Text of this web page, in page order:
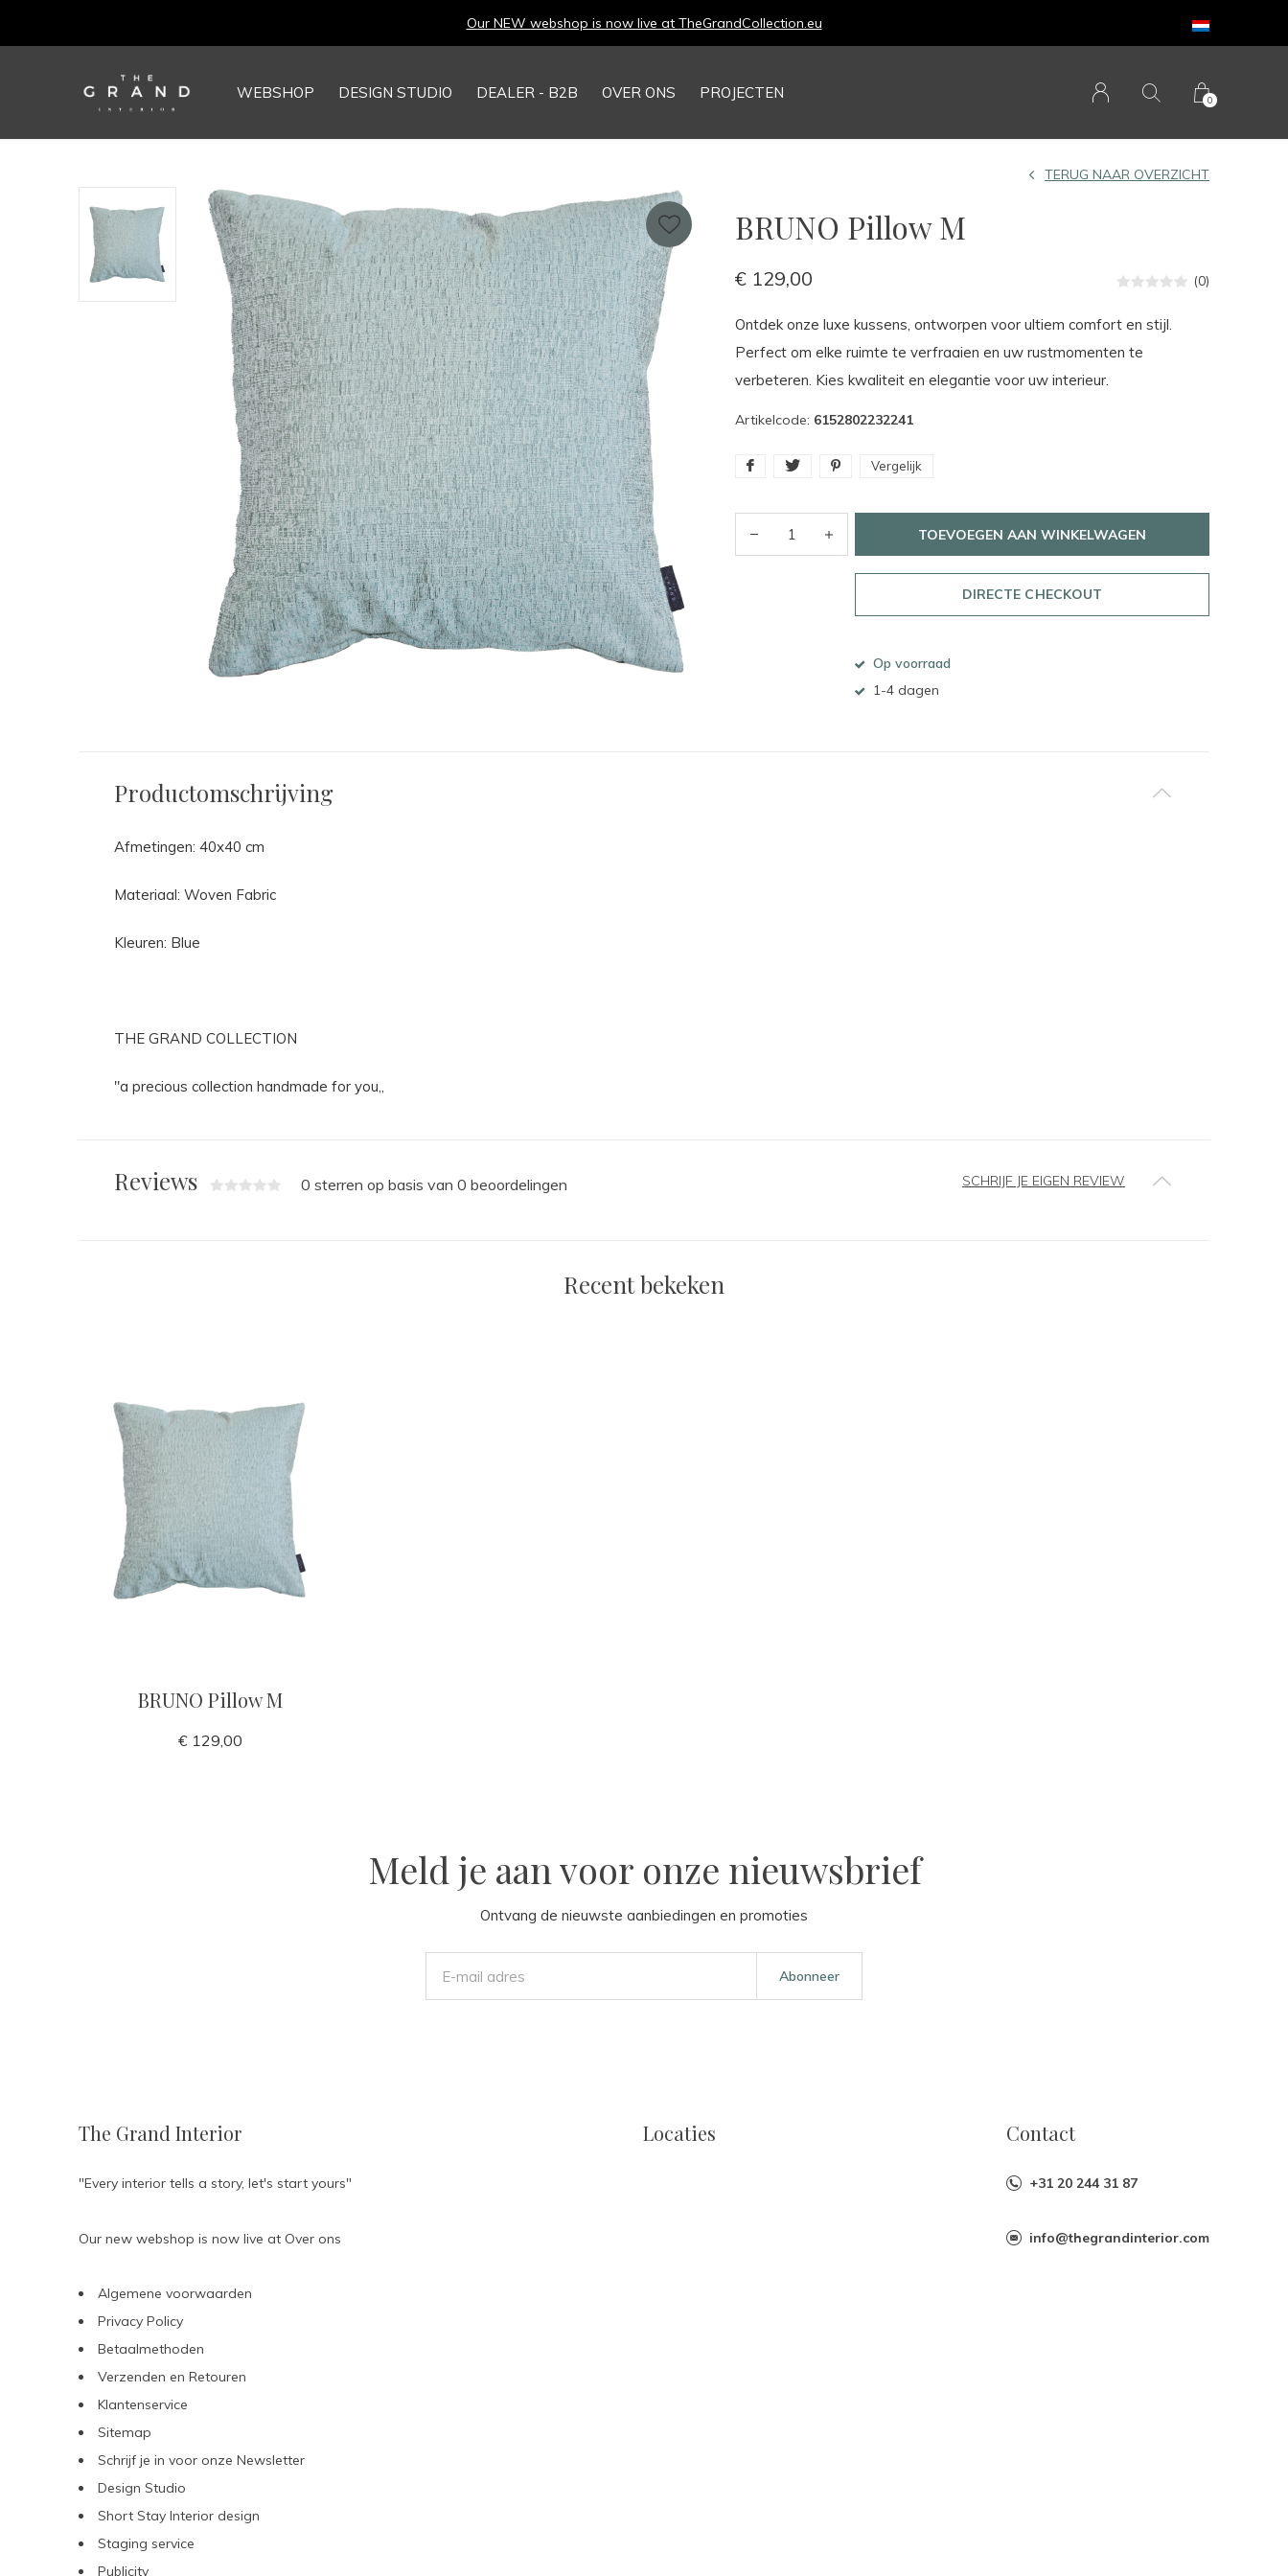
WEBSHOP DESIGN STUDIO DEALER - B2B OVER ONS PROJECTEN 0
Our NEW webshop is now live at TheGrandCollection.eu
BRUNO Pillow M
TERUG NAAR OVERZICHT
€ 129,00 (0)
Ontdek onze luxe kussens, ontworpen voor ultiem comfort en stijl.
Perfect om elke ruimte te verfraaien en uw rustmomenten te
verbeteren. Kies kwaliteit en elegantie voor uw interieur.
Artikelcode: 6152802232241
Vergelijk
TOEVOEGEN AAN WINKELWAGEN
DIRECTE CHECKOUT
Op voorraad
1-4 dagen
Productomschrijving
Afmetingen: 40x40 cm
Materiaal: Woven Fabric
Kleuren: Blue
THE GRAND COLLECTION
"a precious collection handmade for you,,
Reviews 0 sterren op basis van 0 beoordelingen SCHRIJF JE EIGEN REVIEW
Recent bekeken
BRUNO Pillow M
€ 129,00
Meld je aan voor onze nieuwsbrief
Ontvang de nieuwste aanbiedingen en promoties
Abonneer
The Grand Interior
"Every interior tells a story, let's start yours"
Our new webshop is now live at Over ons
Algemene voorwaarden
Privacy Policy
Betaalmethoden
Verzenden en Retouren
Klantenservice
Sitemap
Schrijf je in voor onze Newsletter
Design Studio
Short Stay Interior design
Staging service
Publicity
Locaties Contact
+31 20 244 31 87
info@thegrandinterior.com